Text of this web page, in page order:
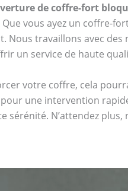
de coffre-fort
vous ayez un coffre-
Nous travaillons avec
un service de haute
votre coffre, cela
pour une intervention
sérénité. N’attendez